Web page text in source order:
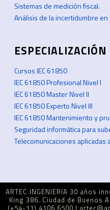
Sistemas de medición fiscal.
Análisis de la incertidumbre
Cursos IEC 61850
IEC 61850 Profesional Nivel I
IEC 61850 Master Nivel II
IEC 61850 Experto Nivel III
IEC 61850 Mantenimiento y
Seguridad informática para
Telecomunicaciones aplicadas
ARTEC INGENIERIA 30 años
King 386. Ciudad de Buenos
(+54-11) 4106 6500 I